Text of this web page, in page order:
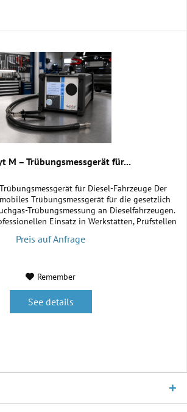
M – Trübungsmessgerät für...
für Diesel-Fahrzeuge Der
Trübungsmessgerät für die gesetzlich
Trübungsmessung an Dieselfahrzeugen.
Einsatz in Werkstätten, Prüfstellen
komfortable Abgasuntersuchungen. Durch...
Preis auf Anfrage
Remember
See details